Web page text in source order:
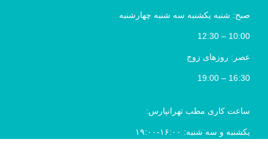
صبح: شنبه یکشنبه سه شنبه چهارشنبه
10:00 – 12:30
عصر: روزهای زوج
16:30 – 19:00
ساعت کاری مطب تهرانپارس:
یکشنبه و سه شنبه: ۱۶:۰۰-۱۹:۰۰